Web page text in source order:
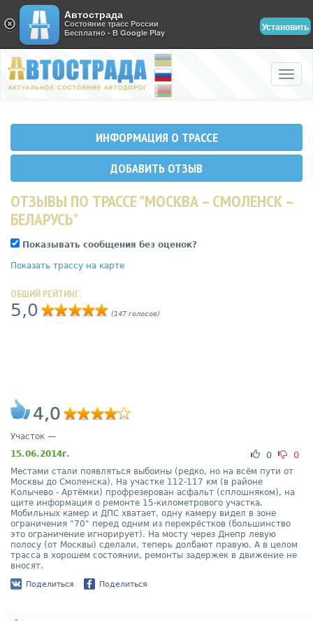
Автострада
Состояние трасс России
Бесплатно - В Google Play
Установить
Toggle
ИНФОРМАЦИЯ О ТРАССЕ
ДОБАВИТЬ ОТЗЫВ
ОТЗЫВЫ ПО ТРАССЕ "МОСКВА – СМОЛЕНСК –
БЕЛАРУСЬ"
Показывать сообщения без оценок?
Показать трассу на карте
ОБЩИЙ РЕЙТИНГ:
5,0 (147 голосов)
4,0
Участок —
15.06.2014г.
0 0
Местами стали появляться выбоины (редко, но на всём пути от
Москвы до Смоленска). На участке 112-117 км (в районе
Колычево - Артёмки) профрезерован асфальт (сплошняком), на
щите информация о ремонте 15-километрового участка.
Мобильных камер и ДПС хватает, одну камеру видел в зоне
ограничения "70" перед одним из перекрёстков (большинство
это ограничение игнорирует). На мосту через Днепр левую
полосу (от Москвы) сделали, теперь долбают правую. А в целом
трасса в хорошем состоянии, ремонты задержек в движение не
вносят.
Поделиться Поделиться